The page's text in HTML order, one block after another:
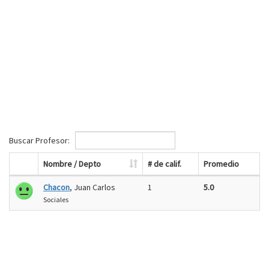
Buscar Profesor:
Nombre / Depto # de calif. Promedio
Chacon, Juan Carlos
Sociales
1 5.0